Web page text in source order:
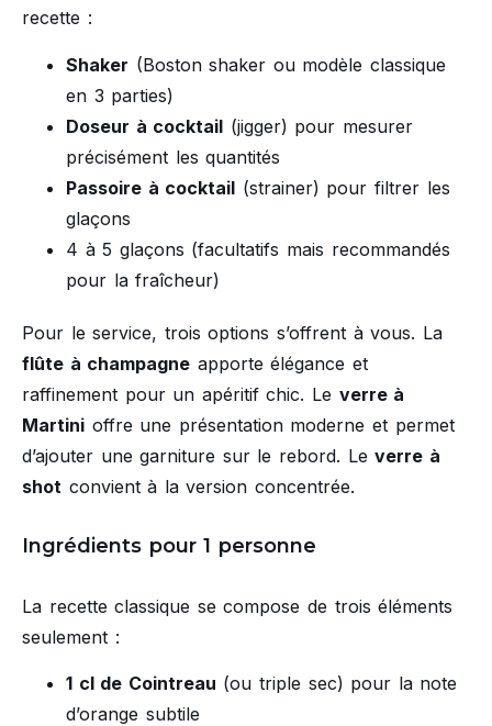
recette :
Shaker (Boston shaker ou modèle classique
en 3 parties)
Doseur à cocktail (jigger) pour mesurer
précisément les quantités
Passoire à cocktail (strainer) pour filtrer les
glaçons
4 à 5 glaçons (facultatifs mais recommandés
pour la fraîcheur)
Pour le service, trois options s’offrent à vous. La
flûte à champagne apporte élégance et
raffinement pour un apéritif chic. Le verre à
Martini offre une présentation moderne et permet
d’ajouter une garniture sur le rebord. Leverre à
shot convient à la version concentrée.
Ingrédients pour 1 personne
La recette classique se compose de trois éléments
seulement :
1 cl de Cointreau (ou triple sec) pour la note
d’orange subtile